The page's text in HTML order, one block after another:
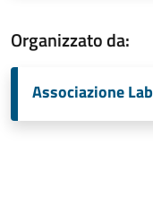
Organizzato da:
Associazione